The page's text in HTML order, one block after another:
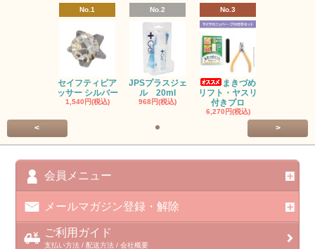
No.1
セイフティピア
ッサー シルバー
1,540円(税込)
No.2
JPSプラスジェ
ル 20ml
968円(税込)
No.3
まきづめ
リフト・ヤスリ
付きプロ
6,270円(税込)
< >
会員メニュー
メールマガジン登録・解除
ご利用ガイド
支払い方法 / 配送方法 / 会社概要